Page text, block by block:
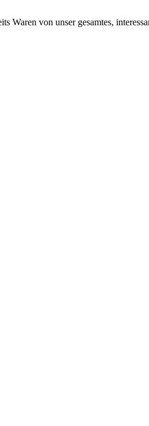
von unser gesamtes,